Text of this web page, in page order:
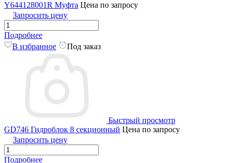
Y644128001R Муфта Цена по запросу
Запросить цену
Подробнее
В избранное
Под заказ
Быстрый просмотр
GD746 Гидроблок 8 секционный Цена по запросу
Запросить цену
Подробнее